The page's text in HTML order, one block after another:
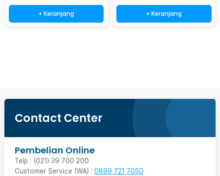
+ Keranjang + Keranjang
Contact Center
Pembelian Online
Telp : (021) 39 700 200
Customer Service (WA) : 0899 721 7050